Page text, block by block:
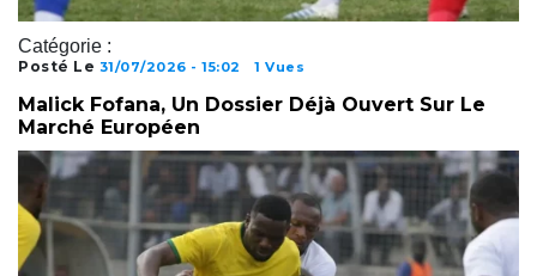
Catégorie :
Posté Le 31/07/2026 - 15:02 1 Vues
Malick Fofana, Un Dossier Déjà Ouvert Sur Le
Marché Européen